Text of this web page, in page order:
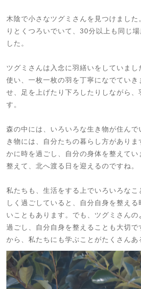
木陰で小さなツグミさんを見つけました
りとくつろいでいて、30分以上も同じ
した。
ツグミさんは入念に羽繕いをしていまし
使い、一枚一枚の羽を丁寧になでていき
せ、足を上げたり下ろしたりしながら、
す。
森の中には、いろいろな生き物が住んで
き物には、自分たちの暮らし方があり
かに時を過ごし、自分の身体を整えてい
整えて、北へ渡る日を迎えるのですね。
私たちも、生活をする上でいろいろな
しく過ごしていると、自分自身を整え
いこともあります。でも、ツグミさんの
過ごし、自分自身を整えることも大切で
から、私たちにも学ぶことがたくさんあ